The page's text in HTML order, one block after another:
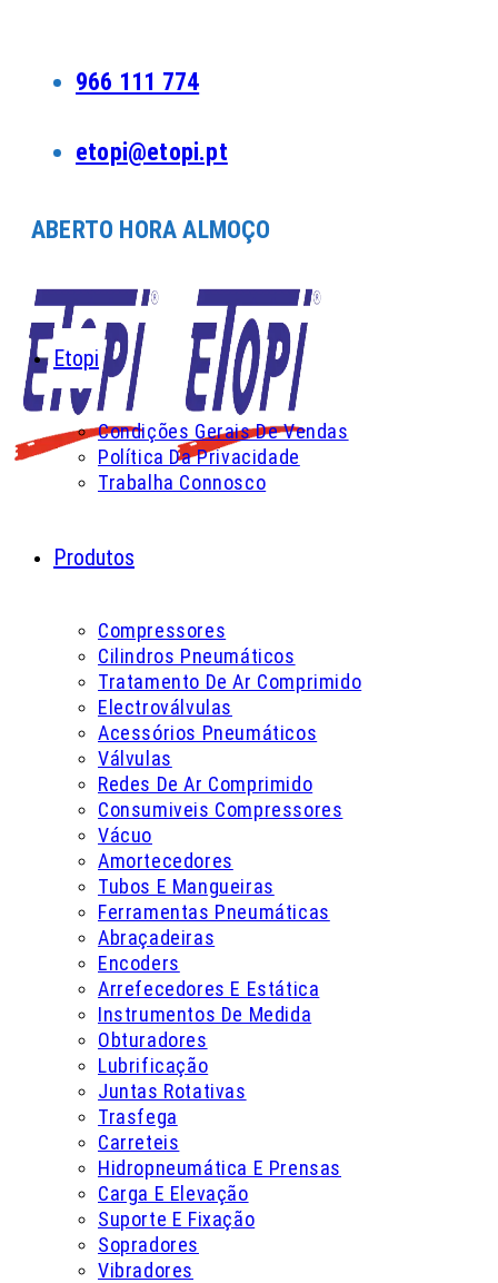
966 111 774
etopi@etopi.pt
ABERTO HORA ALMOÇO
Etopi
Condições Gerais De Vendas
Política Da Privacidade
Trabalha Connosco
Produtos
Compressores
Cilindros Pneumáticos
Tratamento De Ar Comprimido
Electroválvulas
Acessórios Pneumáticos
Válvulas
Redes De Ar Comprimido
Consumiveis Compressores
Vácuo
Amortecedores
Tubos E Mangueiras
Ferramentas Pneumáticas
Abraçadeiras
Encoders
Arrefecedores E Estática
Instrumentos De Medida
Obturadores
Lubrificação
Juntas Rotativas
Trasfega
Carreteis
Hidropneumática E Prensas
Carga E Elevação
Suporte E Fixação
Sopradores
Vibradores